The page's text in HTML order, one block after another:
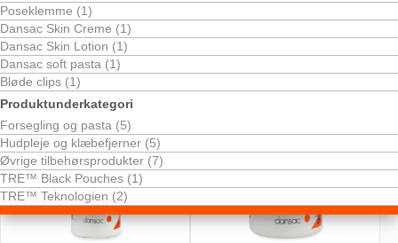
Poseklemme (1)
Dansac Skin Creme (1)
Dansac Skin Lotion (1)
Dansac soft pasta (1)
Bløde clips (1)
Produktunderkategori
Forsegling og pasta (5)
Hudpleje og klæbefjerner (5)
Øvrige tilbehørsprodukter (7)
TRE™ Black Pouches (1)
TRE™ Teknologien (2)
Bestil gratis vareprøve
Stomibælte – Sort